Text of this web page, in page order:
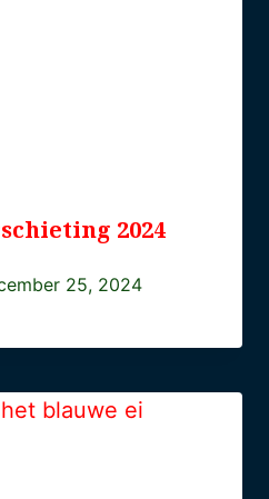
2024
25, 2024